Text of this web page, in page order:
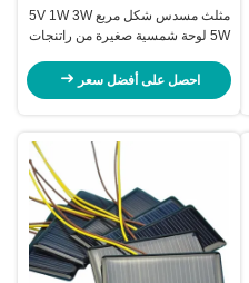
مثلث مسدس شكل مربع 5V 1W 3W
5W لوحة شمسية صغيرة من راتنجات
احصل على أفضل سعر